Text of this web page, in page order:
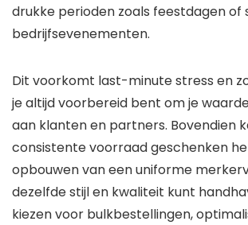
drukke perioden zoals feestdagen of
bedrijfsevenementen.
Dit voorkomt last-minute stress en
je altijd voorbereid bent om je
aan klanten en partners. Bovendien
consistente voorraad geschenken
opbouwen van een uniforme
dezelfde stijl en kwaliteit kunt
kiezen voor bulkbestellingen,